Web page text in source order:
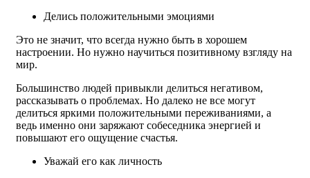
Делись положительными эмоциями
Это не значит, что всегда нужно быть в хорошем
настроении. Но нужно научиться позитивному взгляду на
мир.
Большинство людей привыкли делиться негативом,
рассказывать о проблемах. Но далеко не все могут
делиться яркими положительными переживаниями, а
ведь именно они заряжают собеседника энергией и
повышают его ощущение счастья.
Уважай его как личность